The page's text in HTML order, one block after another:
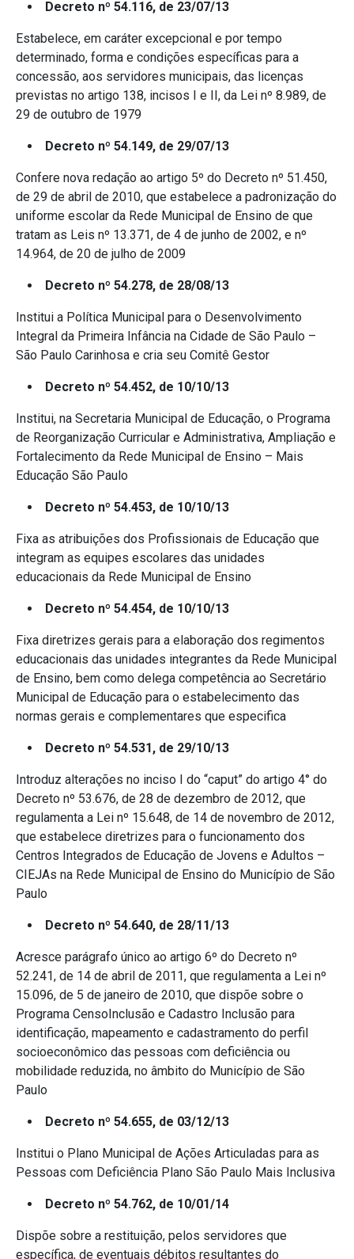
Decreto nº 54.116, de 23/07/13
Estabelece, em caráter excepcional e por tempo
determinado, forma e condições específicas para a
concessão, aos servidores municipais, das licenças
previstas no artigo 138, incisos I e II, da Lei nº 8.989, de
29 de outubro de 1979
Decreto nº 54.149, de 29/07/13
Confere nova redação ao artigo 5º do Decreto nº 51.450,
de 29 de abril de 2010, que estabelece a padronização do
uniforme escolar da Rede Municipal de Ensino de que
tratam as Leis nº 13.371, de 4 de junho de 2002, e nº
14.964, de 20 de julho de 2009
Decreto nº 54.278, de 28/08/13
Institui a Política Municipal para o Desenvolvimento
Integral da Primeira Infância na Cidade de São Paulo –
São Paulo Carinhosa e cria seu Comitê Gestor
Decreto nº 54.452, de 10/10/13
Institui, na Secretaria Municipal de Educação, o Programa
de Reorganização Curricular e Administrativa, Ampliação e
Fortalecimento da Rede Municipal de Ensino – Mais
Educação São Paulo
Decreto nº 54.453, de 10/10/13
Fixa as atribuições dos Profissionais de Educação que
integram as equipes escolares das unidades
educacionais da Rede Municipal de Ensino
Decreto nº 54.454, de 10/10/13
Fixa diretrizes gerais para a elaboração dos regimentos
educacionais das unidades integrantes da Rede Municipal
de Ensino, bem como delega competência ao Secretário
Municipal de Educação para o estabelecimento das
normas gerais e complementares que especifica
Decreto nº 54.531, de 29/10/13
Introduz alterações no inciso I do “caput” do artigo 4° do
Decreto nº 53.676, de 28 de dezembro de 2012, que
regulamenta a Lei nº 15.648, de 14 de novembro de 2012,
que estabelece diretrizes para o funcionamento dos
Centros Integrados de Educação de Jovens e Adultos –
CIEJAs na Rede Municipal de Ensino do Município de São
Paulo
Decreto nº 54.640, de 28/11/13
Acresce parágrafo único ao artigo 6º do Decreto nº
52.241, de 14 de abril de 2011, que regulamenta a Lei nº
15.096, de 5 de janeiro de 2010, que dispõe sobre o
Programa CensoInclusão e Cadastro Inclusão para
identificação, mapeamento e cadastramento do perfil
socioeconômico das pessoas com deficiência ou
mobilidade reduzida, no âmbito do Município de São
Paulo
Decreto nº 54.655, de 03/12/13
Institui o Plano Municipal de Ações Articuladas para as
Pessoas com Deficiência Plano São Paulo Mais Inclusiva
Decreto nº 54.762, de 10/01/14
Dispõe sobre a restituição, pelos servidores que
específica, de eventuais débitos resultantes do